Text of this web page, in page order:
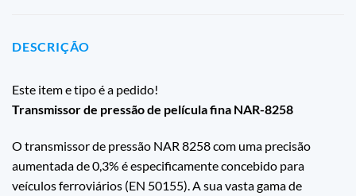
DESCRIÇÃO
Este item e tipo é a pedido!
Transmissor de pressão de película fina NAR-8258
O transmissor de pressão NAR 8258 com uma precisão
aumentada de 0,3% é especificamente concebido para
veículos ferroviários (EN 50155). A sua vasta gama de